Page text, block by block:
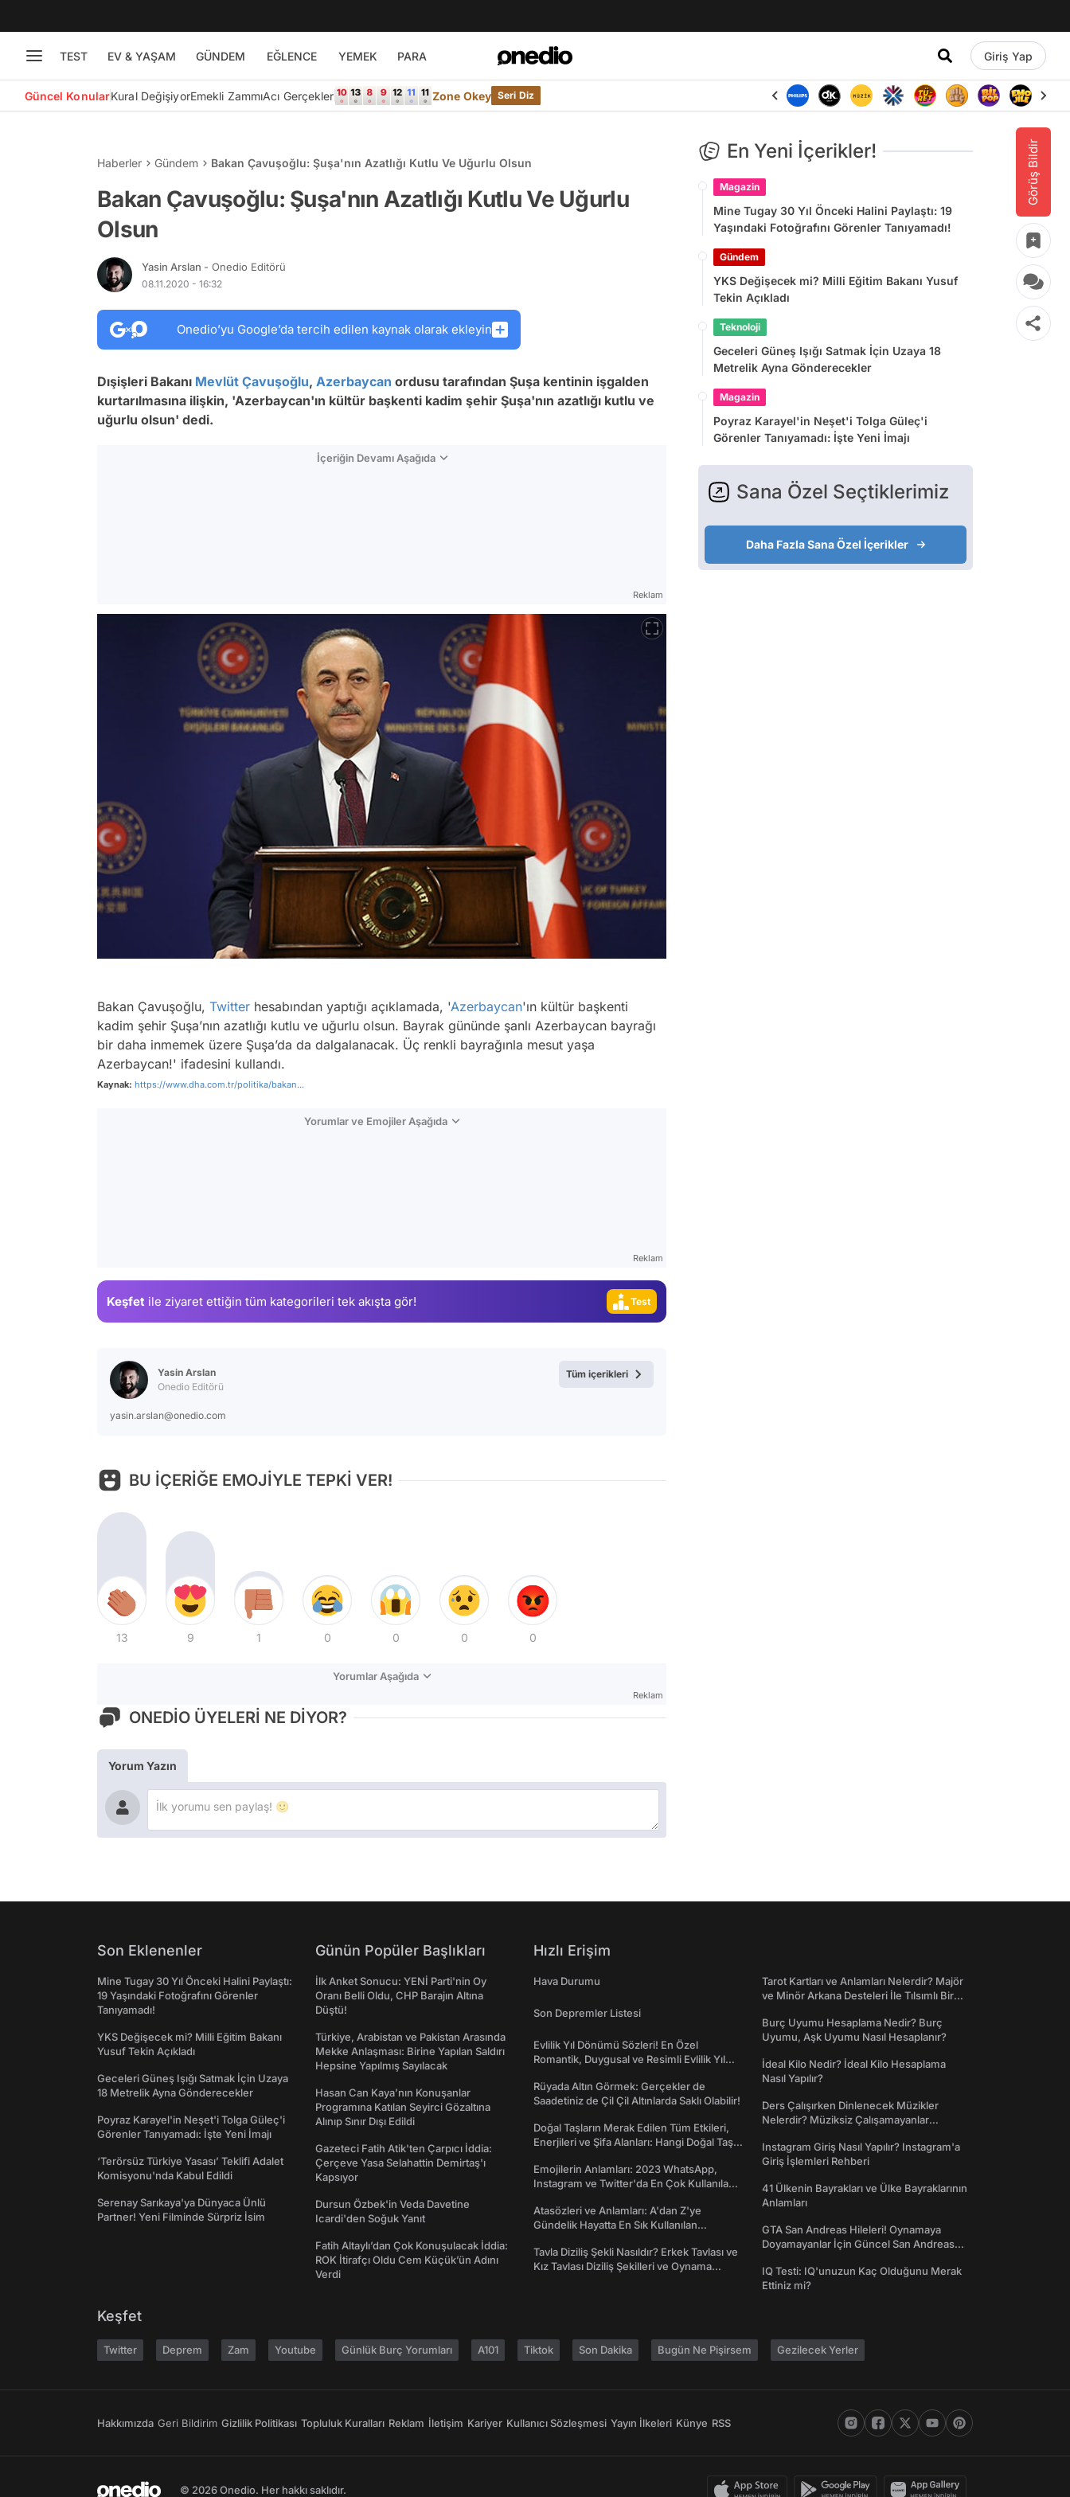
TEST EV & YAŞAM GÜNDEM EĞLENCE YEMEK PARA Giriş Yap
Güncel KonularKural DeğişiyorEmekli ZammıAcı Gerçekler Zone Okey Seri Diz
Görüş Bildir
Haberler Gündem Bakan Çavuşoğlu: Şuşa'nın Azatlığı Kutlu Ve Uğurlu Olsun
Bakan Çavuşoğlu: Şuşa'nın Azatlığı Kutlu Ve Uğurlu
Olsun
Yasin Arslan - Onedio Editörü
08.11.2020 - 16:32
Onedio’yu Google’da tercih edilen kaynak olarak ekleyin
Dışişleri Bakanı Mevlüt Çavuşoğlu, Azerbaycan ordusu tarafından Şuşa kentinin işgalden
kurtarılmasına ilişkin, 'Azerbaycan'ın kültür başkenti kadim şehir Şuşa'nın azatlığı kutlu ve
uğurlu olsun' dedi.
İçeriğin Devamı Aşağıda
Reklam
Bakan Çavuşoğlu, Twitter hesabından yaptığı açıklamada, 'Azerbaycan'ın kültür başkenti
kadim şehir Şuşa’nın azatlığı kutlu ve uğurlu olsun. Bayrak gününde şanlı Azerbaycan bayrağı
bir daha inmemek üzere Şuşa’da da dalgalanacak. Üç renkli bayrağınla mesut yaşa
Azerbaycan!' ifadesini kullandı.
Kaynak: https://www.dha.com.tr/politika/bakan...
Yorumlar ve Emojiler Aşağıda
Reklam
Keşfet ile ziyaret ettiğin tüm kategorileri tek akışta gör! Test
Yasin Arslan
Onedio Editörü
yasin.arslan@onedio.com
Tüm içerikleri
BU İÇERİĞE EMOJİYLE TEPKİ VER!
13 9 1 0 0 0 0
Yorumlar Aşağıda
Reklam
ONEDİO ÜYELERİ NE DİYOR?
Yorum Yazın
En Yeni İçerikler!
Magazin
Mine Tugay 30 Yıl Önceki Halini Paylaştı: 19
Yaşındaki Fotoğrafını Görenler Tanıyamadı!
Gündem
YKS Değişecek mi? Milli Eğitim Bakanı Yusuf
Tekin Açıkladı
Teknoloji
Geceleri Güneş Işığı Satmak İçin Uzaya 18
Metrelik Ayna Gönderecekler
Magazin
Poyraz Karayel'in Neşet'i Tolga Güleç'i
Görenler Tanıyamadı: İşte Yeni İmajı
Sana Özel Seçtiklerimiz
Daha Fazla Sana Özel İçerikler
Son Eklenenler
Mine Tugay 30 Yıl Önceki Halini Paylaştı:
19 Yaşındaki Fotoğrafını Görenler
Tanıyamadı!
YKS Değişecek mi? Milli Eğitim Bakanı
Yusuf Tekin Açıkladı
Geceleri Güneş Işığı Satmak İçin Uzaya
18 Metrelik Ayna Gönderecekler
Poyraz Karayel'in Neşet'i Tolga Güleç'i
Görenler Tanıyamadı: İşte Yeni İmajı
‘Terörsüz Türkiye Yasası’ Teklifi Adalet
Komisyonu'nda Kabul Edildi
Serenay Sarıkaya'ya Dünyaca Ünlü
Partner! Yeni Filminde Sürpriz İsim
Günün Popüler Başlıkları
İlk Anket Sonucu: YENİ Parti'nin Oy
Oranı Belli Oldu, CHP Barajın Altına
Düştü!
Türkiye, Arabistan ve Pakistan Arasında
Mekke Anlaşması: Birine Yapılan Saldırı
Hepsine Yapılmış Sayılacak
Hasan Can Kaya’nın Konuşanlar
Programına Katılan Seyirci Gözaltına
Alınıp Sınır Dışı Edildi
Gazeteci Fatih Atik'ten Çarpıcı İddia:
Çerçeve Yasa Selahattin Demirtaş'ı
Kapsıyor
Dursun Özbek'in Veda Davetine
Icardi'den Soğuk Yanıt
Fatih Altaylı’dan Çok Konuşulacak İddia:
ROK İtirafçı Oldu Cem Küçük’ün Adını
Verdi
Hızlı Erişim
Hava Durumu
Son Depremler Listesi
Evlilik Yıl Dönümü Sözleri! En Özel
Romantik, Duygusal ve Resimli Evlilik Yıl
Rüyada Altın Görmek: Gerçekler de
Saadetiniz de Çil Çil Altınlarda Saklı Olabilir!
Doğal Taşların Merak Edilen Tüm Etkileri,
Enerjileri ve Şifa Alanları: Hangi Doğal Taş
Emojilerin Anlamları: 2023 WhatsApp,
Instagram ve Twitter'da En Çok Kullanılan
Atasözleri ve Anlamları: A'dan Z'ye
Gündelik Hayatta En Sık Kullanılan
Tavla Diziliş Şekli Nasıldır? Erkek Tavlası ve
Kız Tavlası Diziliş Şekilleri ve Oynama
Tarot Kartları ve Anlamları Nelerdir? Majör
ve Minör Arkana Desteleri İle Tılsımlı Bir
Burç Uyumu Hesaplama Nedir? Burç
Uyumu, Aşk Uyumu Nasıl Hesaplanır?
İdeal Kilo Nedir? İdeal Kilo Hesaplama
Nasıl Yapılır?
Ders Çalışırken Dinlenecek Müzikler
Nelerdir? Müziksiz Çalışamayanlar
Instagram Giriş Nasıl Yapılır? Instagram'a
Giriş İşlemleri Rehberi
41 Ülkenin Bayrakları ve Ülke Bayraklarının
Anlamları
GTA San Andreas Hileleri! Oynamaya
Doyamayanlar İçin Güncel San Andreas
IQ Testi: IQ'unuzun Kaç Olduğunu Merak
Ettiniz mi?
Keşfet
Twitter Deprem Zam Youtube Günlük Burç Yorumları A101 Tiktok Son Dakika Bugün Ne Pişirsem Gezilecek Yerler
Hakkımızda Geri Bildirim Gizlilik Politikası Topluluk Kuralları Reklam İletişim Kariyer Kullanıcı Sözleşmesi Yayın İlkeleri Künye RSS
© 2026 Onedio. Her hakkı saklıdır.